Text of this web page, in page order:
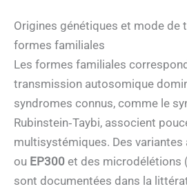
Origines génétiques et mode de
formes familiales
Les formes familiales
transmission autosomique
syndromes connus, comme le
Rubinstein‑Taybi, associent
multisystémiques. Des
ou EP300 et des microdélétions
sont documentées dans la